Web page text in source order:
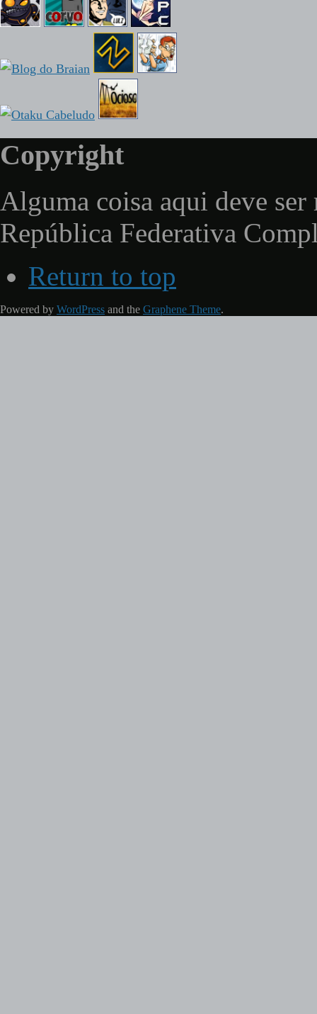
Copyright
Alguma coisa aqui deve ser
República Federativa
Return to top
Powered by WordPress and the Graphene Theme.